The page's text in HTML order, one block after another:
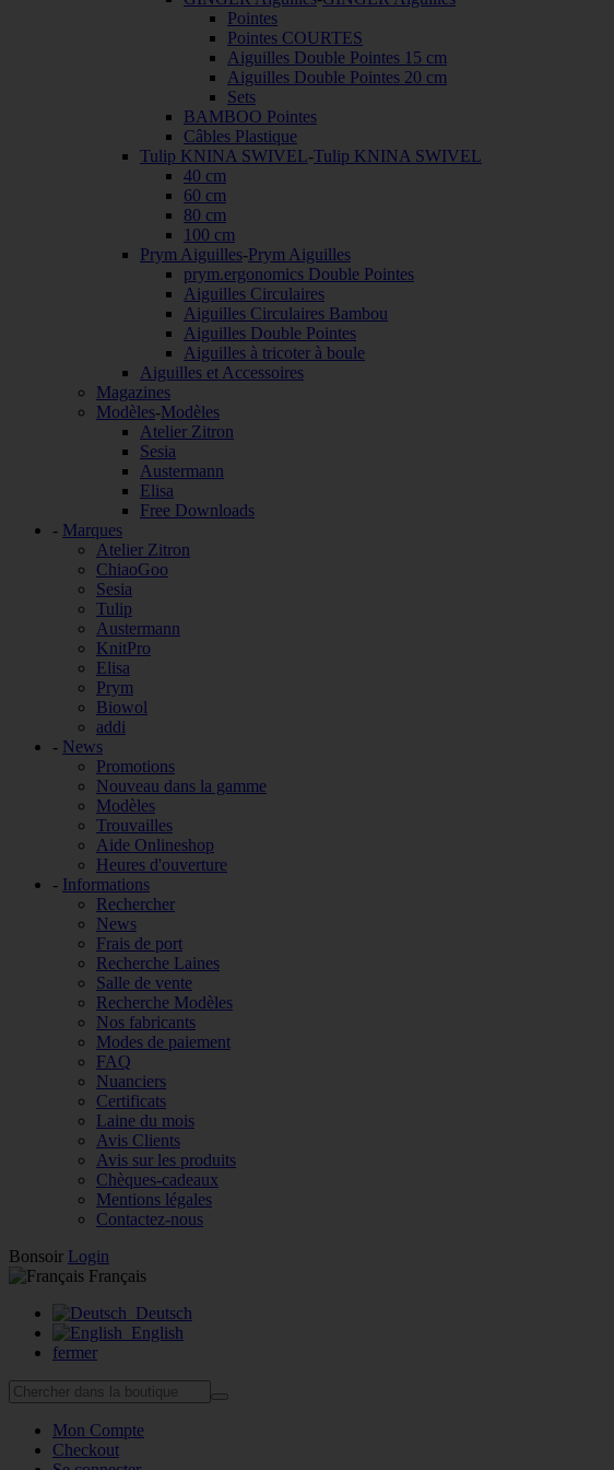
Pointes
Pointes COURTES
Aiguilles Double Pointes 15 cm
Aiguilles Double Pointes 20 cm
Sets
BAMBOO Pointes
Câbles Plastique
Tulip KNINA SWIVEL-Tulip KNINA SWIVEL
40 cm
60 cm
80 cm
100 cm
Prym Aiguilles-Prym Aiguilles
prym.ergonomics Double Pointes
Aiguilles Circulaires
Aiguilles Circulaires Bambou
Aiguilles Double Pointes
Aiguilles à tricoter à boule
Aiguilles et Accessoires
Magazines
Modèles-Modèles
Atelier Zitron
Sesia
Austermann
Elisa
Free Downloads
- Marques
Atelier Zitron
ChiaoGoo
Sesia
Tulip
Austermann
KnitPro
Elisa
Prym
Biowol
addi
- News
Promotions
Nouveau dans la gamme
Modèles
Trouvailles
Aide Onlineshop
Heures d'ouverture
- Informations
Rechercher
News
Frais de port
Recherche Laines
Salle de vente
Recherche Modèles
Nos fabricants
Modes de paiement
FAQ
Nuanciers
Certificats
Laine du mois
Avis Clients
Avis sur les produits
Chèques-cadeaux
Mentions légales
Contactez-nous
Bonsoir Login
Français
Deutsch
English
fermer
Mon Compte
Checkout